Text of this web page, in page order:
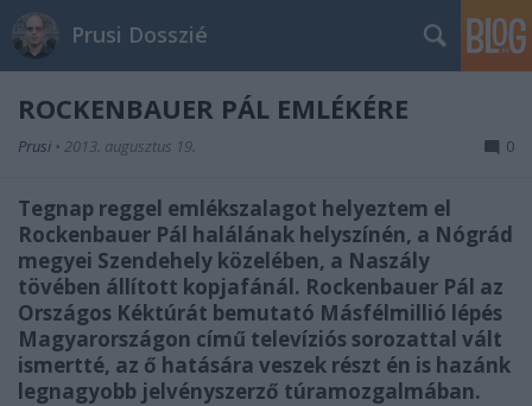
Prusi Dosszié
ROCKENBAUER PÁL EMLÉKÉRE
Prusi • 2013. augusztus 19. 0
Tegnap reggel emlékszalagot helyeztem el
Rockenbauer Pál halálának helyszínén, a Nógrád
megyei Szendehely közelében, a Naszály
tövében állított kopjafánál. Rockenbauer Pál az
Országos Kéktúrát bemutató Másfélmillió lépés
Magyarországon című televíziós sorozattal vált
ismertté, az ő hatására veszek részt én is hazánk
legnagyobb jelvényszerző túramozgalmában.